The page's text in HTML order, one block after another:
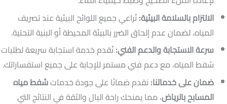
الالتزام بالسلامة البيئية:نُراعي جميع اللوائح البيئية عند تصريف
المياه، لضمان عدم إلحاق الضرر بالبيئة المحيطة أو البنية التحتية.
سرعة الاستجابة والدعم الفني:نُقدم خدمة استجابة سريعة لطلبات
شفط المياه، مع دعم فني مستمر للإجابة على جميع استفساراتك.
ضمان على خدماتنا: نقدم ضمانًا على جودة خدماتشفط مياه
المسابح بالرياض، مما يمنحك راحة البال والثقة في النتائج التي